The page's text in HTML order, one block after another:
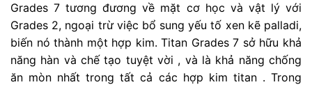
Grades 7 tương đương về mặt cơ học và vật lý với
Grades 2, ngoại trừ việc bổ sung yếu tố xen kẽ palladi,
biến nó thành một hợp kim. Titan Grades 7 sở hữu khả
năng hàn và chế tạo tuyệt vời , và là khả năng chống
ăn mòn nhất trong tất cả các hợp kim titan . Trong